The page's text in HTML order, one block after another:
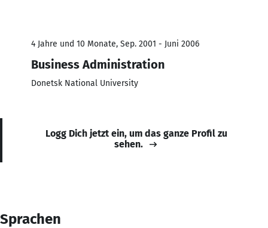
4 Jahre und 10 Monate, Sep. 2001 - Juni 2006
Business Administration
Donetsk National University
Logg Dich jetzt ein, um das ganze Profil zu
sehen.
Sprachen